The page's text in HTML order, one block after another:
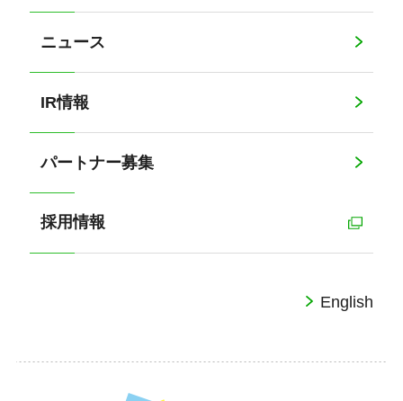
ニュース
IR情報
パートナー募集
採用情報
English